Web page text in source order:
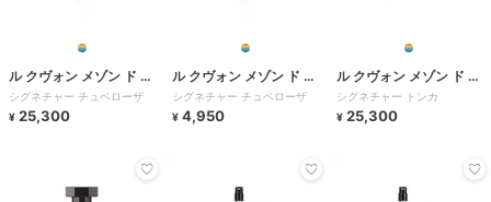
ル クヴォン メゾン ド パ
ルファム
シグネチャー チュベローザ
¥ 25,300
ル クヴォン メゾン ド パ
ルファム
シグネチャー チュベローザ
¥ 4,950
ル クヴォン メゾン ド パ
ルファム
シグネチャー トンカ
¥ 25,300